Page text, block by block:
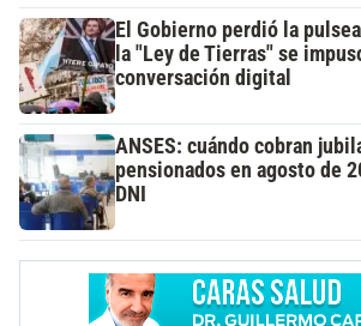
El Gobierno perdió la
la "Ley de Tierras" se
conversación digital
ANSES: cuándo cobran
pensionados en agosto de
DNI